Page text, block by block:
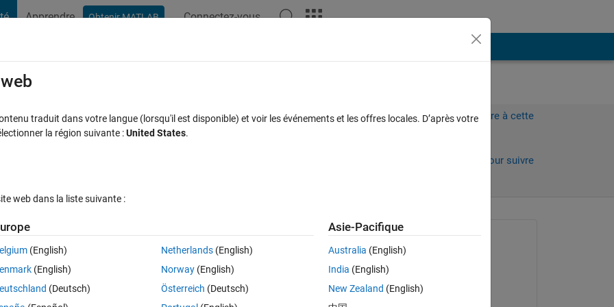
Apprendre Obtenir MATLAB Connectez-vous
difference
Connectez-vous pour répondre à cette
Connectez-vous pour suivre
Afficher commentaires plus anciens
= 2 using central difference scheme where is x
is in radians. Use
payam abubakr
le 10 Mai 2020
traduit dans votre langue (lorsqu'il est disponible) et voir les événements et les offres locales. D’après votre
la région suivante :United States.
web dans la liste suivante :
(English)
(English)
(Deutsch)
Netherlands(English)
Norway(English)
Österreich (Deutsch)
Asie-Pacifique
Australia (English)
India (English)
New Zealand (English)